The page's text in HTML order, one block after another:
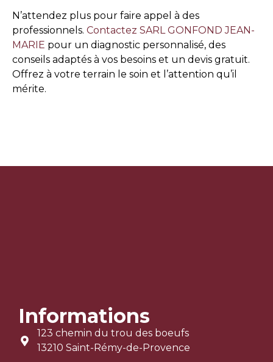
N’attendez plus pour faire appel à des
professionnels. Contactez SARL GONFOND JEAN-
MARIE pour un diagnostic personnalisé, des
conseils adaptés à vos besoins et un devis gratuit.
Offrez à votre terrain le soin et l’attention qu’il
mérite.
Informations
123 chemin du trou des boeufs
13210 Saint-Rémy-de-Provence